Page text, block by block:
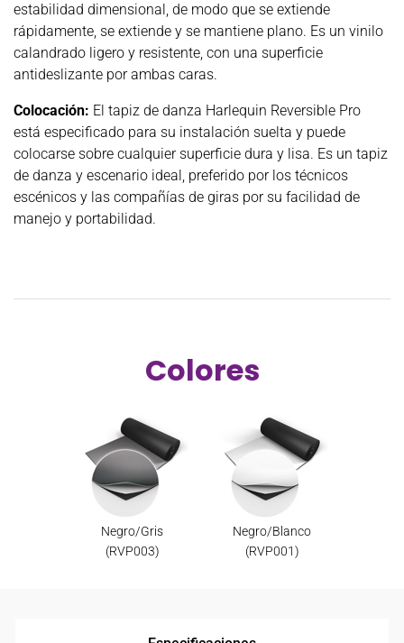
estabilidad dimensional, de modo que se extiende
rápidamente, se extiende y se mantiene plano. Es un vinilo
calandrado ligero y resistente, con una superficie
antideslizante por ambas caras.
Colocación: El tapiz de danza Harlequin Reversible Pro
está especificado para su instalación suelta y puede
colocarse sobre cualquier superficie dura y lisa. Es un tapiz
de danza y escenario ideal, preferido por los técnicos
escénicos y las compañías de giras por su facilidad de
manejo y portabilidad.
Colores
Negro/Gris
(RVP003)
Negro/Blanco
(RVP001)